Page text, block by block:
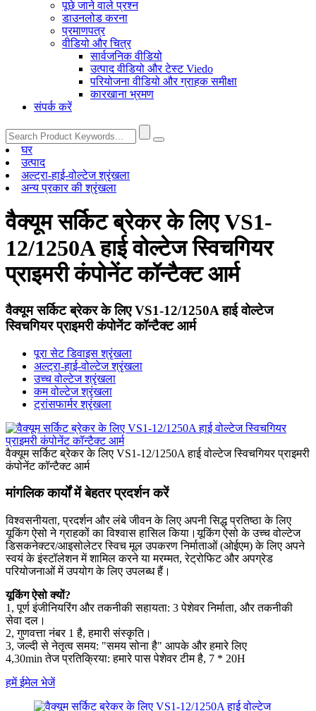
पूछे जाने वाले प्रश्न
डाउनलोड करना
प्रमाणपत्र
वीडियो और चित्र
सार्वजनिक वीडियो
उत्पाद वीडियो और टेस्ट Viedo
परियोजना वीडियो और ग्राहक समीक्षा
कारखाना भ्रमण
संपर्क करें
घर
उत्पाद
अल्ट्रा-हाई-वोल्टेज श्रृंखला
अन्य प्रकार की श्रृंखला
वैक्यूम सर्किट ब्रेकर के लिए VS1-
12/1250A हाई वोल्टेज स्विचगियर
प्राइमरी कंपोनेंट कॉन्टैक्ट आर्म
वैक्यूम सर्किट ब्रेकर के लिए VS1-12/1250A हाई वोल्टेज
स्विचगियर प्राइमरी कंपोनेंट कॉन्टैक्ट आर्म
पूरा सेट डिवाइस श्रृंखला
अल्ट्रा-हाई-वोल्टेज श्रृंखला
उच्च वोल्टेज श्रृंखला
कम वोल्टेज श्रृंखला
ट्रांसफार्मर श्रृंखला
वैक्यूम सर्किट ब्रेकर के लिए VS1-12/1250A हाई वोल्टेज स्विचगियर प्राइमरी
कंपोनेंट कॉन्टैक्ट आर्म
मांगलिक कार्यों में बेहतर प्रदर्शन करें
विश्वसनीयता, प्रदर्शन और लंबे जीवन के लिए अपनी सिद्ध प्रतिष्ठा के लिए
यूकिंग ऐसो ने ग्राहकों का विश्वास हासिल किया।यूकिंग ऐसो के उच्च वोल्टेज
डिसकनेक्टर/आइसोलेटर स्विच मूल उपकरण निर्माताओं (ओईएम) के लिए अपने
स्वयं के इंस्टॉलेशन में शामिल करने या मरम्मत, रेट्रोफिट और अपग्रेड
परियोजनाओं में उपयोग के लिए उपलब्ध हैं।
यूकिंग ऐसो क्यों?
1, पूर्ण इंजीनियरिंग और तकनीकी सहायता: 3 पेशेवर निर्माता, और तकनीकी
सेवा दल।
2, गुणवत्ता नंबर 1 है, हमारी संस्कृति।
3, जल्दी से नेतृत्व समय: "समय सोना है" आपके और हमारे लिए
4,30min तेज प्रतिक्रिया: हमारे पास पेशेवर टीम है, 7 * 20H
हमें ईमेल भेजें